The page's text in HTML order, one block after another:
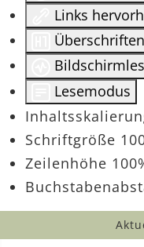
Links
Lesemodus
Schriftgröße
Zeilenhöhe 100